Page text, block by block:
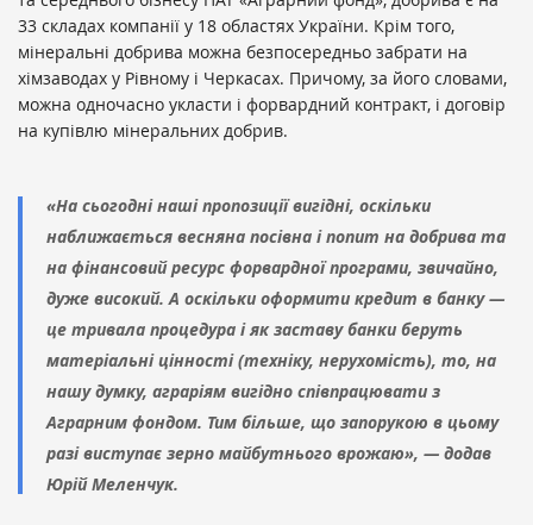
33 складах компанії у 18 областях України. Крім того,
мінеральні добрива можна безпосередньо забрати на
хімзаводах у Рівному і Черкасах. Причому, за його словами,
можна одночасно укласти і форвардний контракт, і договір
на купівлю мінеральних добрив.
«На сьогодні наші пропозиції вигідні, оскільки
наближається весняна посівна і попит на добрива та
на фінансовий ресурс форвардної програми, звичайно,
дуже високий. А оскільки оформити кредит в банку —
це тривала процедура і як заставу банки беруть
матеріальні цінності (техніку, нерухомість), то, на
нашу думку, аграріям вигідно співпрацювати з
Аграрним фондом. Тим більше, що запорукою в цьому
разі виступає зерно майбутнього врожаю», — додав
Юрій Меленчук.